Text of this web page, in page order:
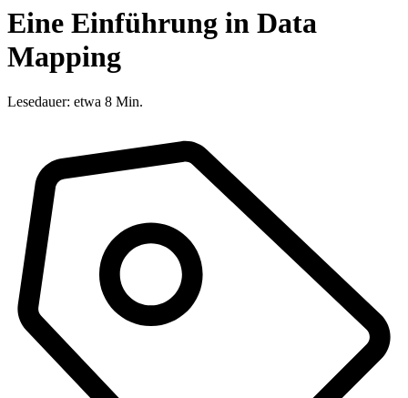
Eine Einführung in Data
Mapping
Lesedauer: etwa 8 Min.